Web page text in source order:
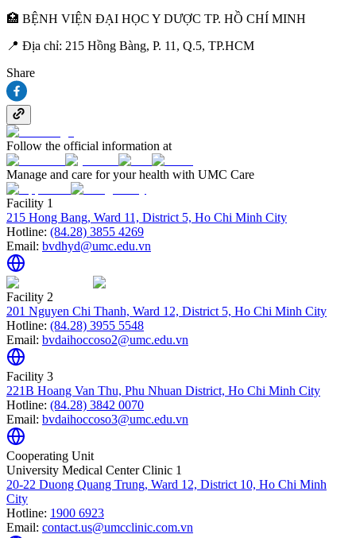
🏥 BỆNH VIỆN ĐẠI HỌC Y DƯỢC TP. HỒ CHÍ MINH
📍 Địa chỉ: 215 Hồng Bàng, P. 11, Q.5, TP.HCM
Share
Follow the official information at
Manage and care for your health with UMC Care
Facility 1
215 Hong Bang, Ward 11, District 5, Ho Chi Minh City
Hotline: (84.28) 3855 4269
Email: bvdhyd@umc.edu.vn
Facility 2
201 Nguyen Chi Thanh, Ward 12, District 5, Ho Chi Minh City
Hotline: (84.28) 3955 5548
Email: bvdaihoccoso2@umc.edu.vn
Facility 3
221B Hoang Van Thu, Phu Nhuan District, Ho Chi Minh City
Hotline: (84.28) 3842 0070
Email: bvdaihoccoso3@umc.edu.vn
Cooperating Unit
University Medical Center Clinic 1
20-22 Duong Quang Trung, Ward 12, District 10, Ho Chi Minh
City
Hotline: 1900 6923
Email: contact.us@umcclinic.com.vn